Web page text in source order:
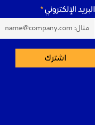
البريد الإلكتروني
اشترك